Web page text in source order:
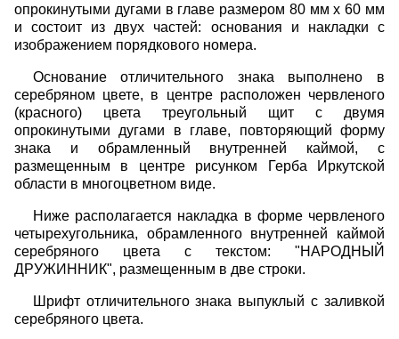
опрокинутыми дугами в главе размером 80 мм x 60 мм
и состоит из двух частей: основания и накладки с
изображением порядкового номера.
Основание отличительного знака выполнено в
серебряном цвете, в центре расположен червленого
(красного) цвета треугольный щит с двумя
опрокинутыми дугами в главе, повторяющий форму
знака и обрамленный внутренней каймой, с
размещенным в центре рисунком Герба Иркутской
области в многоцветном виде.
Ниже располагается накладка в форме червленого
четырехугольника, обрамленного внутренней каймой
серебряного цвета с текстом: "НАРОДНЫЙ
ДРУЖИННИК", размещенным в две строки.
Шрифт отличительного знака выпуклый с заливкой
серебряного цвета.